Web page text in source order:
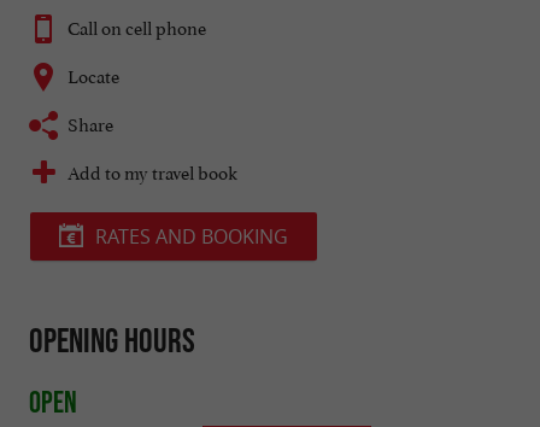
Call on cell phone
Locate
Share
Add to my travel book
RATES AND BOOKING
Opening hours
Open